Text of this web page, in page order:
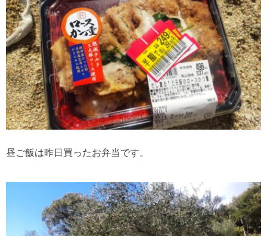
昼ご飯は昨日買ったお弁当です。